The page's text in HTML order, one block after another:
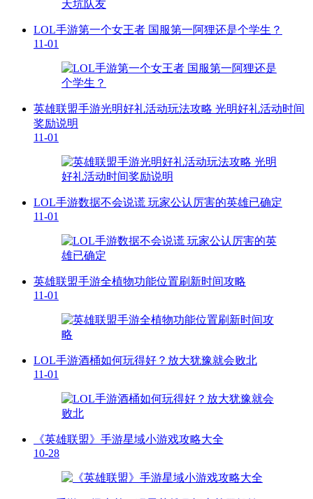
LOL手游第一个女王者 国服第一阿狸还是个学生？
11-01
英雄联盟手游光明好礼活动玩法攻略 光明好礼活动时间
奖励说明
11-01
LOL手游数据不会说谎 玩家公认厉害的英雄已确定
11-01
英雄联盟手游全植物功能位置刷新时间攻略
11-01
LOL手游酒桶如何玩得好？放大犹豫就会败北
11-01
《英雄联盟》手游星域小游戏攻略大全
10-28